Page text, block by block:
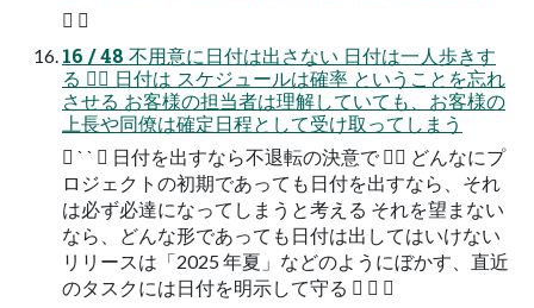
 
16 / 48 不用意に日付は出さない 日付は一人歩きす
る  日付は スケジュールは確率 ということを忘れ
させる お客様の担当者は理解していても、お客様の
上長や同僚は確定日程として受け取ってしまう
 ` `  日付を出すなら不退転の決意で  どんなにプ
ロジェクトの初期であっても日付を出すなら、それ
は必ず必達になってしまうと考える それを望まない
なら、どんな形であっても日付は出してはいけない
リリースは「2025 年夏」などのようにぼかす、直近
のタスクには日付を明示して守る   